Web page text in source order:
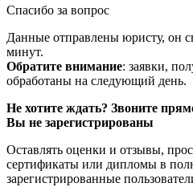
Спасибо за вопрос
Данные отправлены юристу, он
минут.
Обратите внимание: заявки,
обработаны на следующий день.
Не хотите ждать? Звоните
Вы не зарегистрированы
Оставлять оценки и отзывы,
сертификаты или дипломы в
зарегистрированные